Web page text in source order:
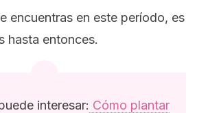
encuentras en este período, es
hasta entonces.
interesar: Cómo plantar